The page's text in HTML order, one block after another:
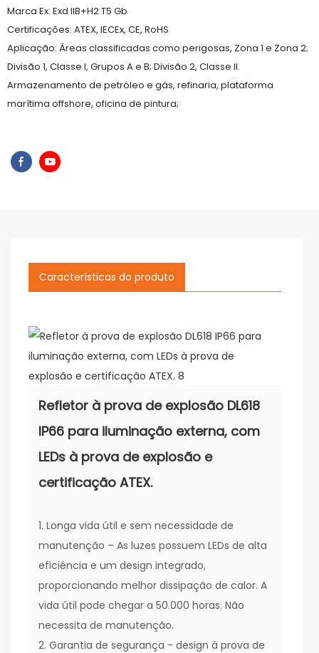
Marca Ex: Exd IIB+H2 T5 Gb
Certificações: ATEX, IECEx, CE, RoHS
Aplicação: Áreas classificadas como perigosas, Zona 1 e Zona 2;
Divisão 1, Classe I, Grupos A e B; Divisão 2, Classe II.
Armazenamento de petróleo e gás, refinaria, plataforma
marítima offshore, oficina de pintura;
Características do produto
Refletor à prova de explosão DL618
IP66 para iluminação externa, com
LEDs à prova de explosão e
certificação ATEX.
1. Longa vida útil e sem necessidade de
manutenção – As luzes possuem LEDs de alta
eficiência e um design integrado,
proporcionando melhor dissipação de calor. A
vida útil pode chegar a 50.000 horas. Não
necessita de manutenção.
2. Garantia de segurança - design à prova de